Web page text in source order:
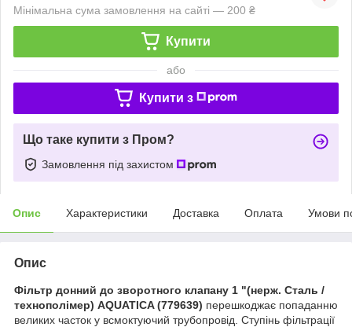
Мінімальна сума замовлення на сайті — 200 ₴
Купити
або
Купити з
Що таке купити з Пром?
Замовлення під захистом
Опис Характеристики Доставка Оплата Умови
Опис
Фільтр донний до зворотного клапану 1 "(нерж. Сталь /
технополімер) AQUATICA (779639) перешкоджає попаданню
великих часток у всмоктуючий трубопровід. Ступінь фільтрації